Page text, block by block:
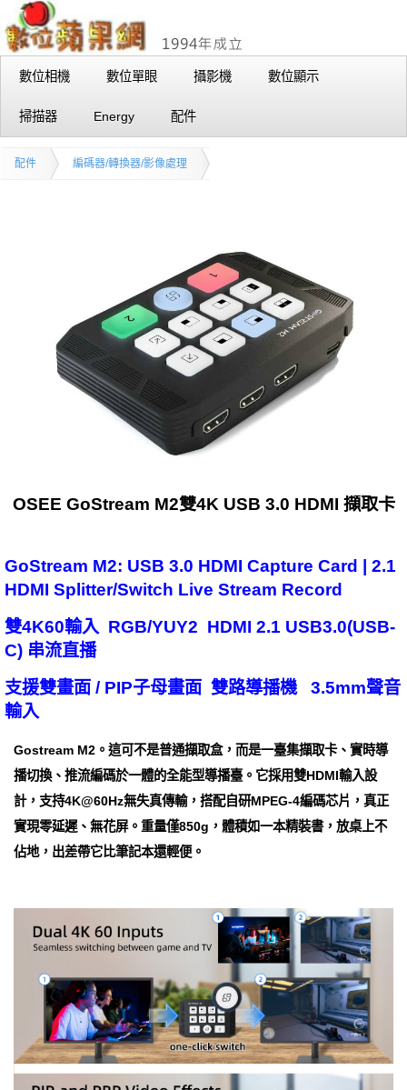
數位相機 數位單眼 攝影機 數位顯示
掃描器 Energy 配件
配件 編碼器/轉換器/影像處理
OSEE GoStream M2雙4K USB 3.0 HDMI 擷取卡
GoStream M2: USB 3.0 HDMI Capture Card | 2.1
HDMI Splitter/Switch Live Stream Record
雙4K60輸入 RGB/YUY2 HDMI 2.1 USB3.0(USB-
C) 串流直播
支援雙畫面 / PIP子母畫面 雙路導播機 3.5mm聲音
輸入
Gostream M2。這可不是普通擷取盒，而是一臺集擷取卡、實時導
播切換、推流編碼於一體的全能型導播臺。它採用雙HDMI輸入設
計，支持4K@60Hz無失真傳輸，搭配自研MPEG-4編碼芯片，真正
實現零延遲、無花屏。重量僅850g，體積如一本精裝書，放桌上不
佔地，出差帶它比筆記本還輕便。